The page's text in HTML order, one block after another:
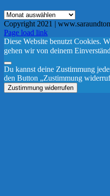
Archiv
Copyright 2021 |
Instagram
Page load link
Diese Website benutzt Cookies.
gehen wir von deinem
Du kannst deine Zustimmung
den Button „Zustimmung
Zustimmung widerrufen